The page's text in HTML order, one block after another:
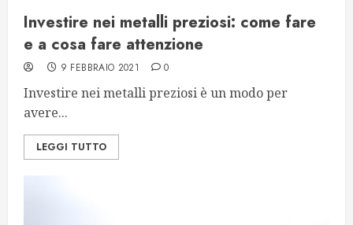
Investire nei metalli preziosi: come fare
e a cosa fare attenzione
9 FEBBRAIO 2021 0
Investire nei metalli preziosi è un modo per
avere...
LEGGI TUTTO